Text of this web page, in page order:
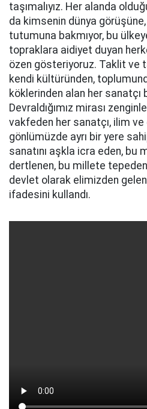
taşımalıyız. Her alanda
da kimsenin dünya
tutumuna bakmıyor, bu
topraklara aidiyet duyan
özen gösteriyoruz. Taklit ve
kendi kültüründen,
köklerinden alan her sanatçı
Devraldığımız mirası
vakfeden her sanatçı, ilim
gönlümüzde ayrı bir yere
sanatını aşkla icra eden, bu
dertlenen, bu millete
devlet olarak elimizden
ifadesini kullandı.